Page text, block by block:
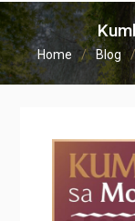
Home Blog